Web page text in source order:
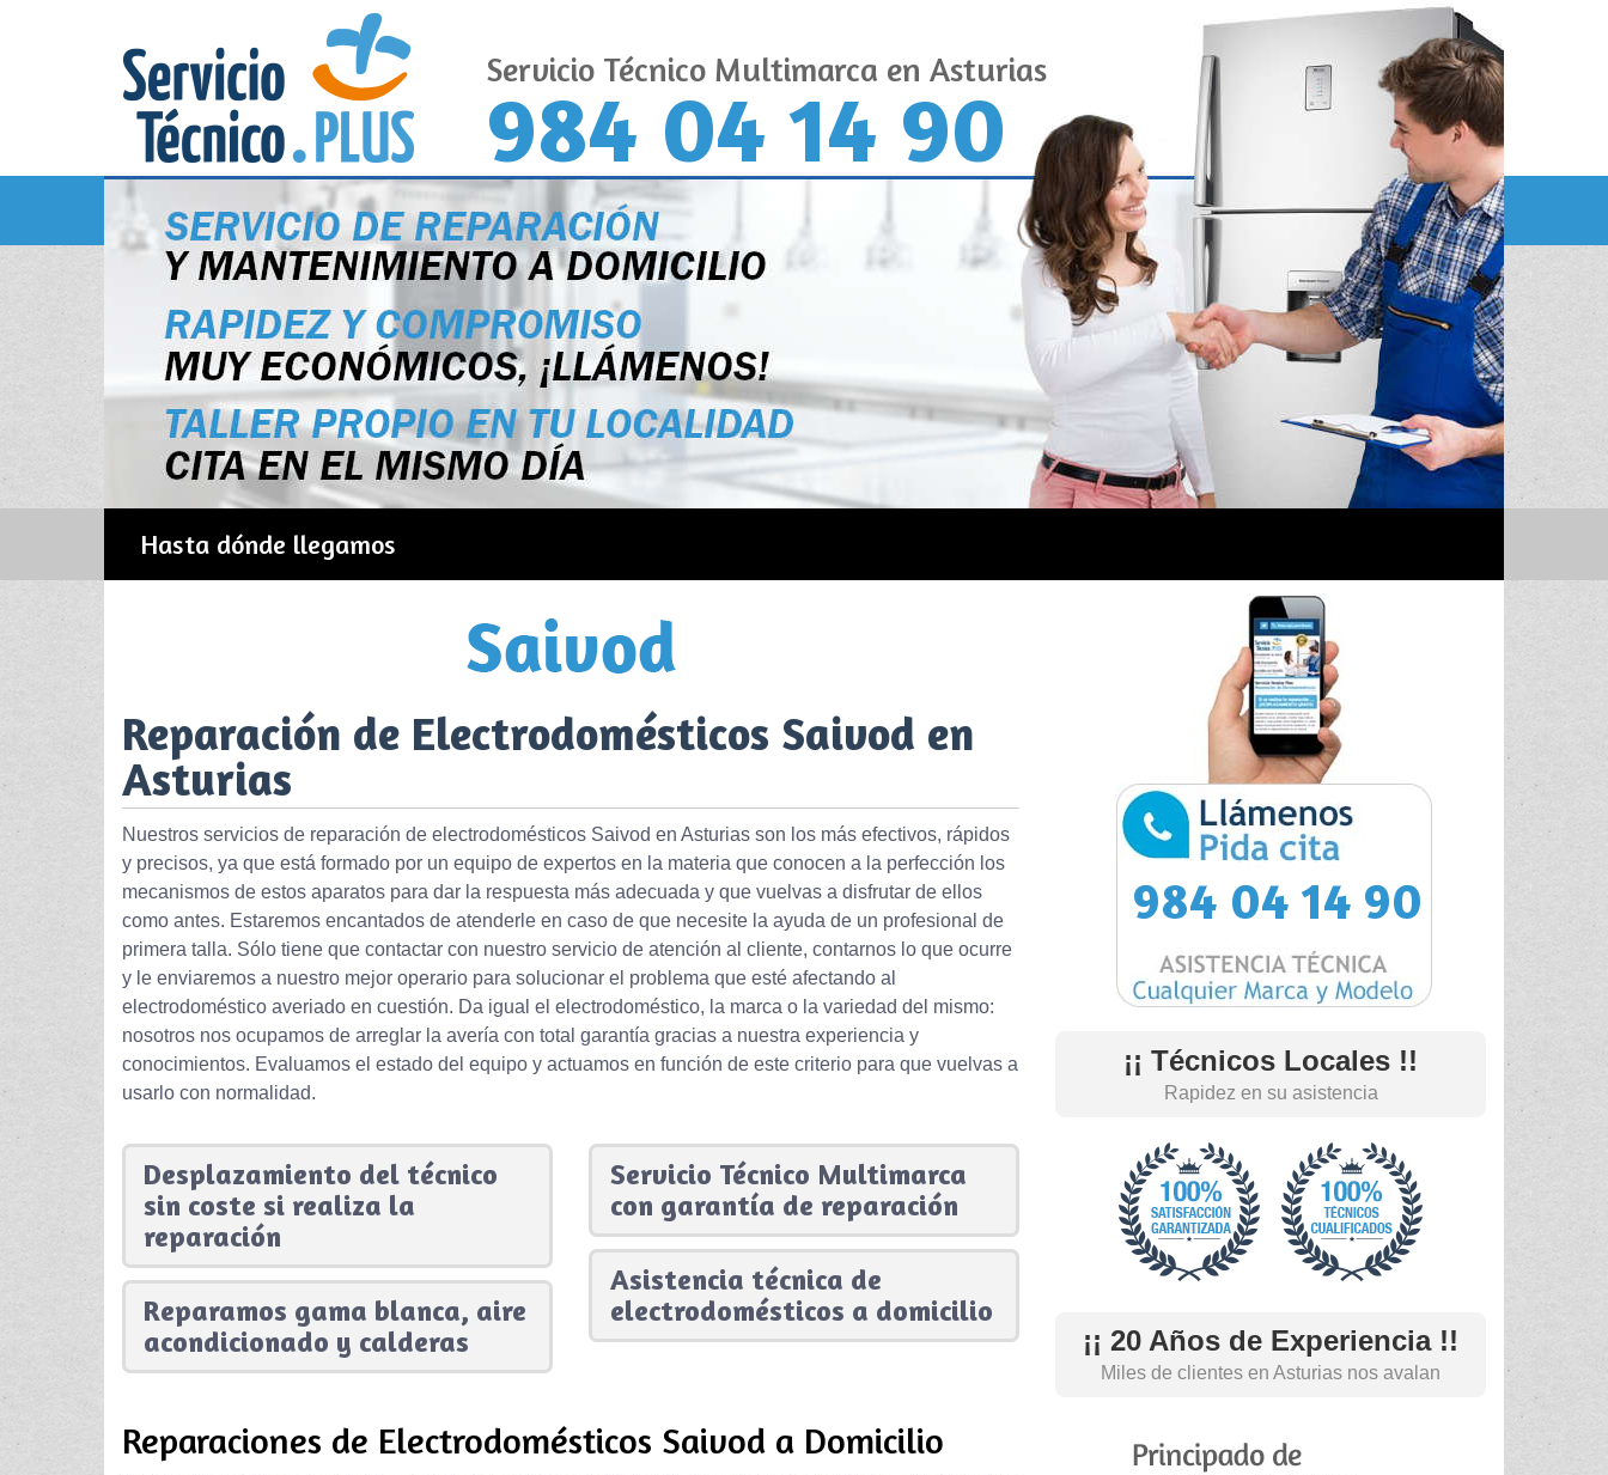
Servicio Técnico Multimarca en Asturias
984 04 14 90
Hasta dónde llegamos
Reparación de Electrodomésticos Saivod en
Asturias
Nuestros servicios de reparación de electrodomésticos Saivod en Asturias son los más efectivos, rápidos
y precisos, ya que está formado por un equipo de expertos en la materia que conocen a la perfección los
mecanismos de estos aparatos para dar la respuesta más adecuada y que vuelvas a disfrutar de ellos
como antes. Estaremos encantados de atenderle en caso de que necesite la ayuda de un profesional de
primera talla. Sólo tiene que contactar con nuestro servicio de atención al cliente, contarnos lo que ocurre
y le enviaremos a nuestro mejor operario para solucionar el problema que esté afectando al
electrodoméstico averiado en cuestión. Da igual el electrodoméstico, la marca o la variedad del mismo:
nosotros nos ocupamos de arreglar la avería con total garantía gracias a nuestra experiencia y
conocimientos. Evaluamos el estado del equipo y actuamos en función de este criterio para que vuelvas a
usarlo con normalidad.
Desplazamiento del técnico
sin coste si realiza la
reparación
Reparamos gama blanca, aire
acondicionado y calderas
Servicio Técnico Multimarca
con garantía de reparación
Asistencia técnica de
electrodomésticos a domicilio
Reparaciones de Electrodomésticos Saivod a Domicilio
984 04 14 90
¡¡ Técnicos Locales !!
Rapidez en su asistencia
¡¡ 20 Años de Experiencia !!
Miles de clientes en Asturias nos avalan